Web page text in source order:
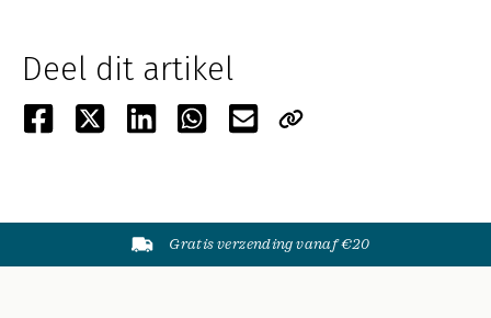
Deel dit artikel
Gratis verzending vanaf €20